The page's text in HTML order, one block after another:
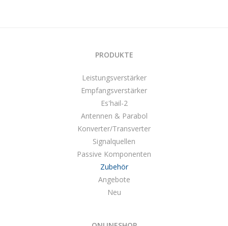
PRODUKTE
Leistungsverstärker
Empfangsverstärker
Es'hail-2
Antennen & Parabol
Konverter/Transverter
Signalquellen
Passive Komponenten
Zubehör
Angebote
Neu